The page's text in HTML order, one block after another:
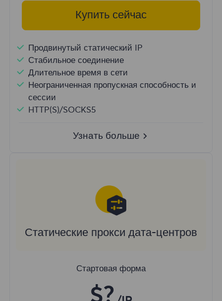
Купить сейчас
Продвинутый статический IP
Стабильное соединение
Длительное время в сети
Неограниченная пропускная способность и
сессии
HTTP(S)/SOCKS5
Узнать больше
Статические прокси дата-центров
Стартовая форма